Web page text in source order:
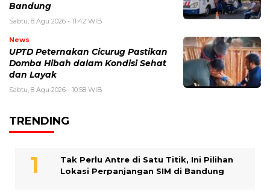
Bandung
Sabtu, 8 Agu 2026 - 11:42 WIB
News
UPTD Peternakan Cicurug Pastikan
Domba Hibah dalam Kondisi Sehat
dan Layak
Sabtu, 8 Agu 2026 - 10:58 WIB
TRENDING
Tak Perlu Antre di Satu Titik, Ini Pilihan
Lokasi Perpanjangan SIM di Bandung